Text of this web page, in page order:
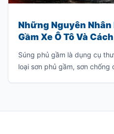
Những Nguyên Nhân
Gầm Xe Ô Tô Và
Súng phủ gầm là dụng cụ
loại sơn phủ gầm, sơn